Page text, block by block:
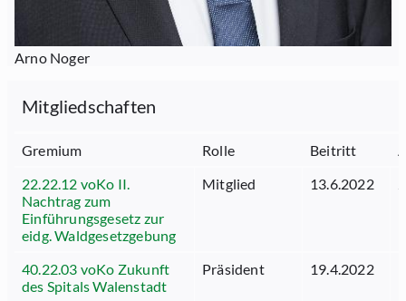
Arno Noger
Mitgliedschaften
Gremium Rolle Beitritt
22.22.12 voKo II.
Nachtrag zum
Einführungsgesetz zur
eidg. Waldgesetzgebung
Mitglied 13.6.2022
40.22.03 voKo Zukunft
des Spitals Walenstadt
Präsident 19.4.2022